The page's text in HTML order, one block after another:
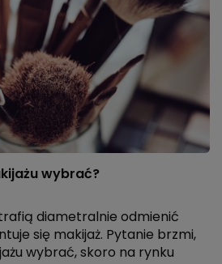
wybrać?
diametralnie odmienić
się makijaż. Pytanie brzmi,
wybrać, skoro na rynku